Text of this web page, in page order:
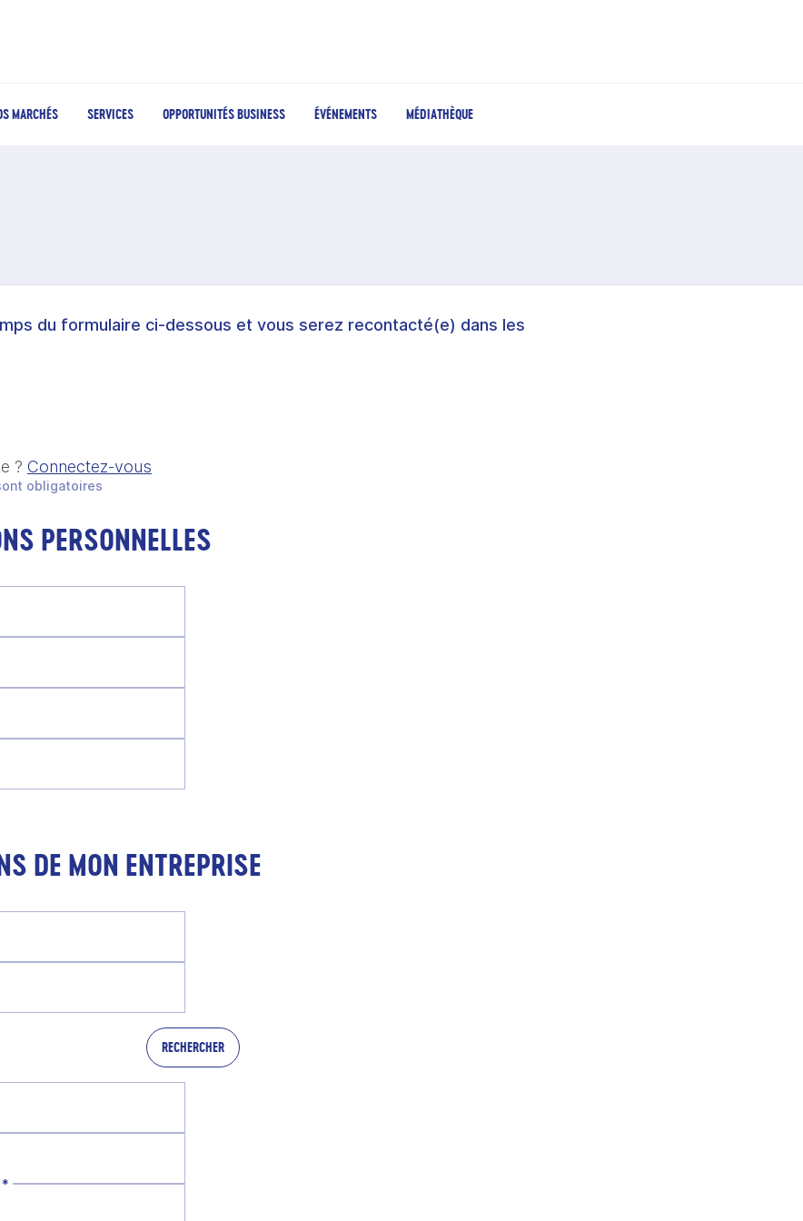
MARCHÉS SERVICES OPPORTUNITÉS BUSINESS ÉVÉNEMENTS MÉDIATHÈQUE
du formulaire ci-dessous et vous serez recontacté(e) dans les
? Connectez-vous
obligatoires
PERSONNELLES
DE MON ENTREPRISE
RECHERCHER
*